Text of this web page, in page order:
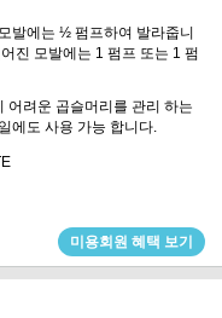
발에는 ½ 펌프하여 발라줍니
진 모발에는 1 펌프 또는 1 펌
어려운 곱슬머리를 관리 하는
에도 사용 가능 합니다.
미용회원 혜택 보기